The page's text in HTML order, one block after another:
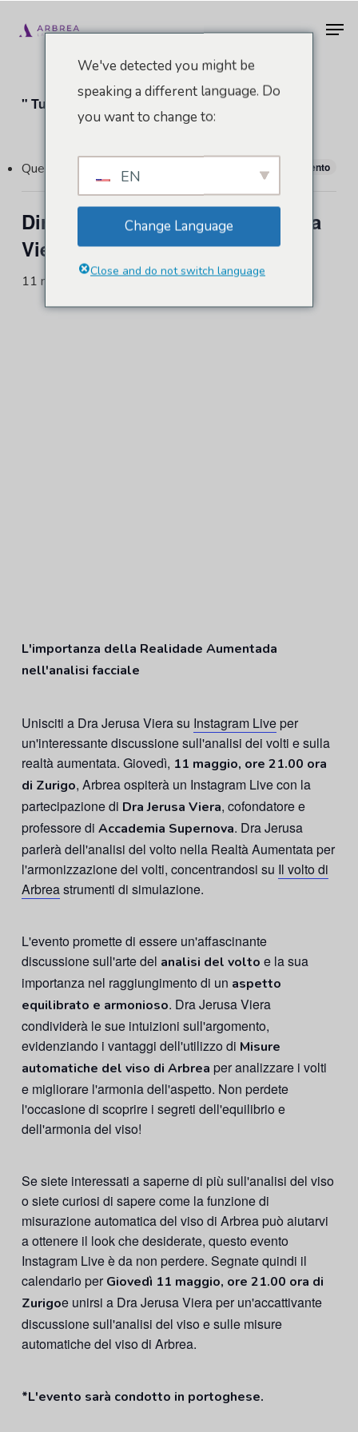
" Tutti gli Eventi
Virtuale Evento
Questo evento è passato.
Diretta Instagram con Dra Jerusa
Viera
11 maggio 2023 @ 21:00-21:30
L'importanza della Realidade Aumentada
nell'analisi facciale
Unisciti a Dra Jerusa Viera su Instagram Liveper
un'interessante discussione sull'analisi dei volti e sulla
realtà aumentata. Giovedì, 11 maggio, ore 21.00 ora
di Zurigo, Arbrea ospiterà un Instagram Live con la
partecipazione di Dra Jerusa Viera, cofondatore e
professore di Accademia Supernova. Dra Jerusa
parlerà dell'analisi del volto nella Realtà Aumentata per
l'armonizzazione dei volti, concentrandosi su Il volto di
Arbreastrumenti di simulazione.
L'evento promette di essere un'affascinante
discussione sull'arte del analisi del volto e la sua
importanza nel raggiungimento di un aspetto
equilibrato e armonioso. Dra Jerusa Viera
condividerà le sue intuizioni sull'argomento,
evidenziando i vantaggi dell'utilizzo di Misure
automatiche del viso di Arbrea per analizzare i volti
e migliorare l'armonia dell'aspetto. Non perdete
l'occasione di scoprire i segreti dell'equilibrio e
dell'armonia del viso!
Se siete interessati a saperne di più sull'analisi del viso
o siete curiosi di sapere come la funzione di
misurazione automatica del viso di Arbrea può aiutarvi
a ottenere il look che desiderate, questo evento
Instagram Live è da non perdere. Segnate quindi il
calendario per Giovedì 11 maggio, ore 21.00 ora di
Zurigoe unirsi a Dra Jerusa Viera per un'accattivante
discussione sull'analisi del viso e sulle misure
automatiche del viso di Arbrea.
*L'evento sarà condotto in portoghese.
We've detected you might be
speaking a different language. Do
you want to change to:
EN
Change Language
Close and do not switch language